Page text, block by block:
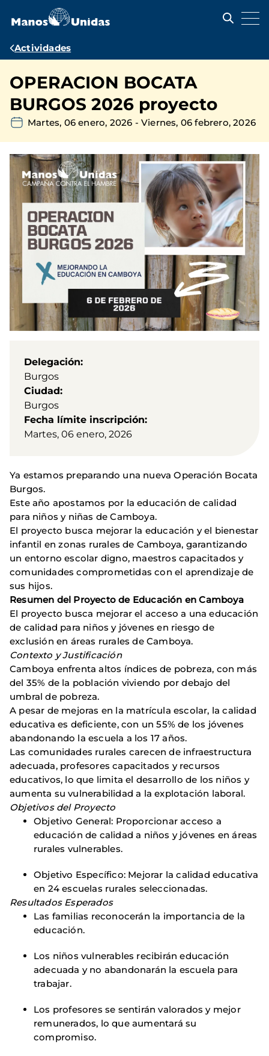
contenido
Ruta
navegación
Actividades
OPERACION BOCATA
BURGOS 2026 proyecto
Martes, 06 enero, 2026 -Viernes, 06 febrero, 2026
Delegación
Burgos
Ciudad
Burgos
Fecha límite inscripción
Martes, 06 enero, 2026
Ya estamos preparando una nueva Operación Bocata
Burgos.
Este año apostamos por la educación de calidad
para niños y niñas de Camboya.
El proyecto busca mejorar la educación y el bienestar
infantil en zonas rurales de Camboya, garantizando
un entorno escolar digno, maestros capacitados y
comunidades comprometidas con el aprendizaje de
sus hijos.
Resumen del Proyecto de Educación en Camboya​
El proyecto busca mejorar el acceso a una educación
de calidad para niños y jóvenes en riesgo de
exclusión en áreas rurales de Camboya. ​
Contexto y Justificación
Camboya enfrenta altos índices de pobreza, con más
del 35% de la población viviendo por debajo del
umbral de pobreza. ​
A pesar de mejoras en la matrícula escolar, la calidad
educativa es deficiente, con un 55% de los jóvenes
abandonando la escuela a los 17 años. ​
Las comunidades rurales carecen de infraestructura
adecuada, profesores capacitados y recursos
educativos, lo que limita el desarrollo de los niños y
aumenta su vulnerabilidad a la explotación laboral. ​
Objetivos del Proyecto
Objetivo General: Proporcionar acceso a
educación de calidad a niños y jóvenes en áreas
rurales vulnerables. ​
Objetivo Específico: Mejorar la calidad educativa
en 24 escuelas rurales seleccionadas. ​
Resultados Esperados
Las familias reconocerán la importancia de la
educación. ​
Los niños vulnerables recibirán educación
adecuada y no abandonarán la escuela para
trabajar. ​
Los profesores se sentirán valorados y mejor
remunerados, lo que aumentará su
compromiso.